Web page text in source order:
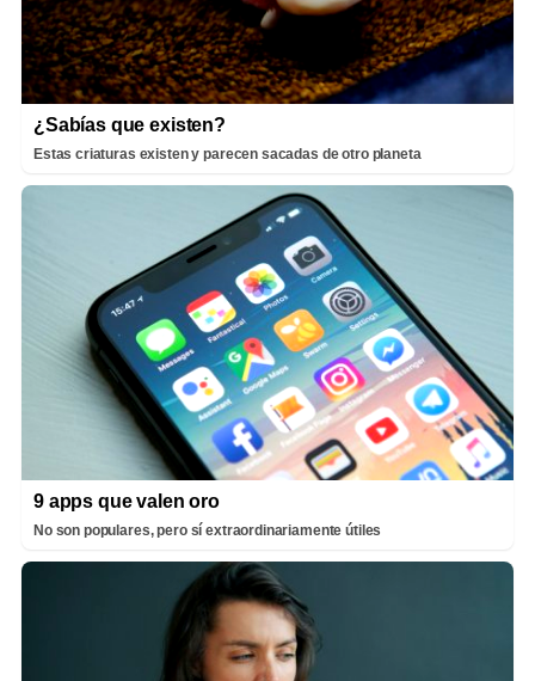
¿Sabías que existen?
Estas criaturas existen y parecen sacadas de otro planeta
9 apps que valen oro
No son populares, pero sí extraordinariamente útiles